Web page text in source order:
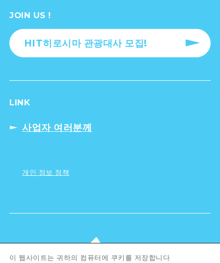
JOIN US !
HIT히로시마 관광대사 모집!
LINK
사업자 여러분께
개인 정보 정책
이 웹사이트는 귀하의 컴퓨터에 쿠키를 저장합니다.